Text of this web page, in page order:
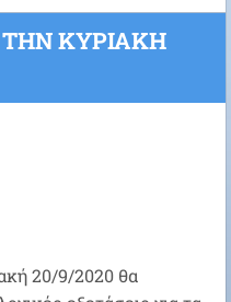
ΤΗΝ ΚΥΡΙΑΚΗ
20/9/2020 θα